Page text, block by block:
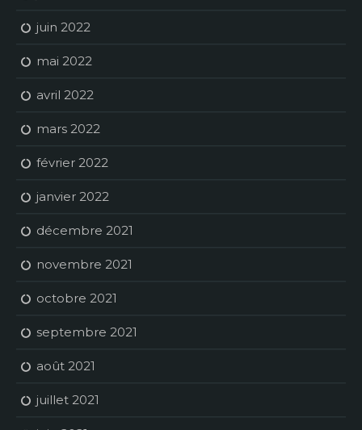
juin 2022
mai 2022
avril 2022
mars 2022
février 2022
janvier 2022
décembre 2021
novembre 2021
octobre 2021
septembre 2021
août 2021
juillet 2021